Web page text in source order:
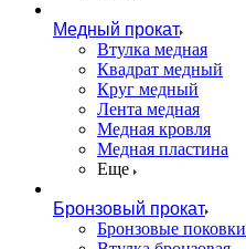
Медный прокат
Втулка медная
Квадрат медный
Круг медный
Лента медная
Медная кровля
Медная пластина
Еще
Бронзовый прокат
Бронзовые поковки